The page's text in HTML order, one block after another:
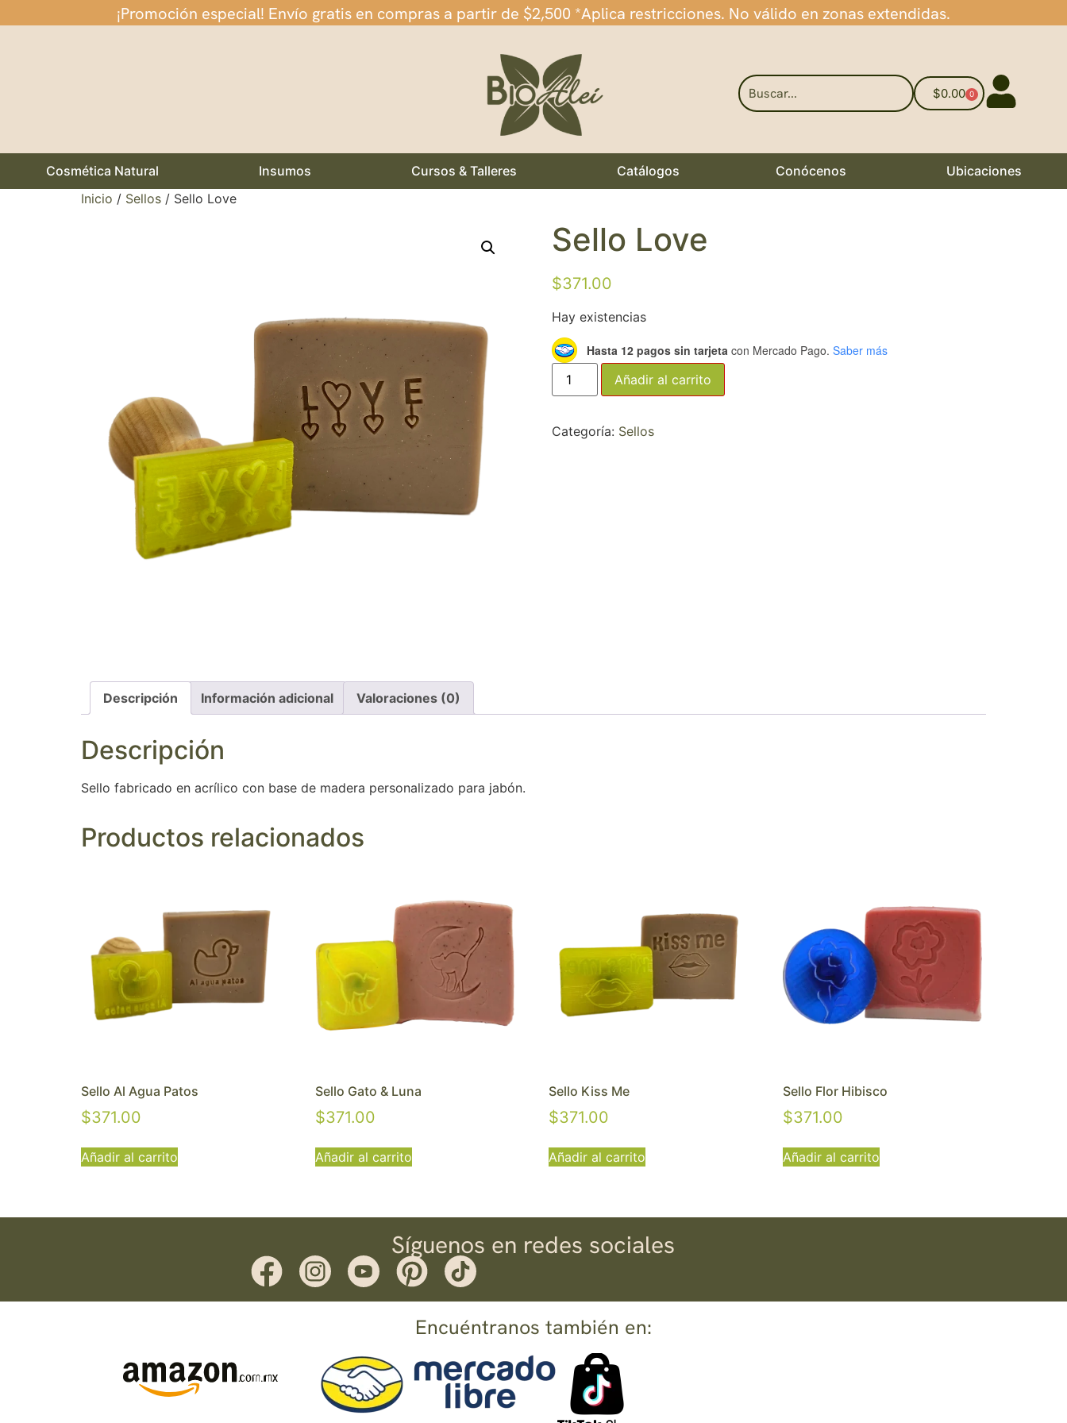
¡Promoción especial! Envío gratis en compras a partir de $2,500 *Aplica restricciones. No válido en zonas extendidas.
$0.00 0
Cosmética Natural Insumos Cursos & Talleres Catálogos Conócenos
Ubicaciones
Inicio / Sellos / Sello Love
Sello Love
$371.00
Hay existencias
Hasta 12 pagos sin tarjeta con Mercado Pago. Saber más
Añadir al carrito
Categoría: Sellos
Descripción Información adicional Valoraciones (0)
Descripción
Sello fabricado en acrílico con base de madera personalizado para jabón.
Productos relacionados
Sello Al Agua Patos
$371.00
Añadir al carrito
Sello Gato & Luna
$371.00
Añadir al carrito
Sello Kiss Me
$371.00
Añadir al carrito
Sello Flor Hibisco
$371.00
Añadir al carrito
Síguenos en redes sociales
Encuéntranos también en: